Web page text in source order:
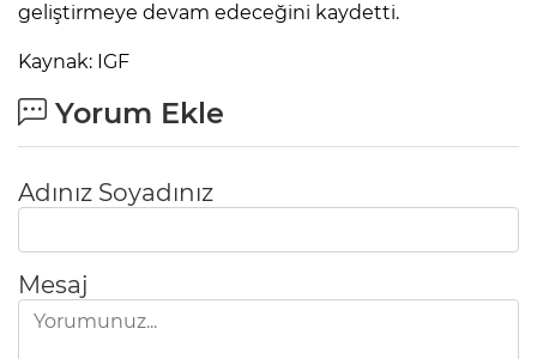
geliştirmeye devam edeceğini kaydetti.
Kaynak: IGF
Yorum Ekle
Adınız Soyadınız
Mesaj